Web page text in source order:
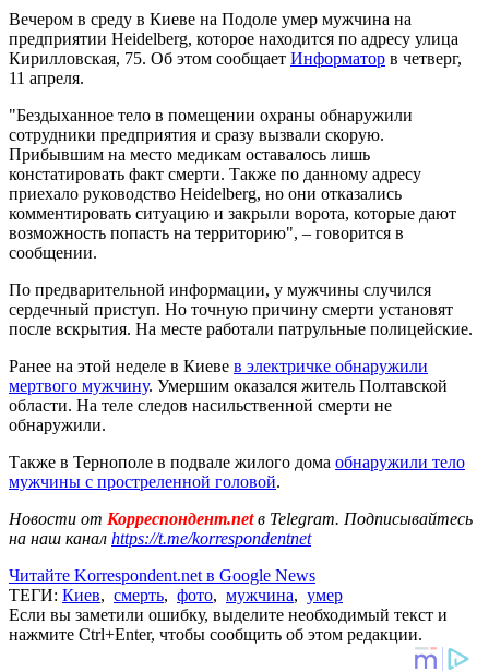
Вечером в среду в Киеве на Подоле умер мужчина на
предприятии Heidelberg, которое находится по адресу улица
Кирилловская, 75. Об этом сообщает Информатор в четверг,
11 апреля.
"Бездыханное тело в помещении охраны обнаружили
сотрудники предприятия и сразу вызвали скорую.
Прибывшим на место медикам оставалось лишь
констатировать факт смерти. Также по данному адресу
приехало руководство Heidelberg, но они отказались
комментировать ситуацию и закрыли ворота, которые дают
возможность попасть на территорию", – говорится в
сообщении.
По предварительной информации, у мужчины случился
сердечный приступ. Но точную причину смерти установят
после вскрытия. На месте работали патрульные полицейские.
Ранее на этой неделе в Киеве в электричке обнаружили
мертвого мужчину. Умершим оказался житель Полтавской
области. На теле следов насильственной смерти не
обнаружили.
Также в Тернополе в подвале жилого дома обнаружили тело
мужчины с простреленной головой.
Новости от Корреспондент.netв Telegram. Подписывайтесь
на наш канал https://t.me/korrespondentnet
Читайте Korrespondent.net в Google News
ТЕГИ: Киев, смерть, фото, мужчина, умер
Если вы заметили ошибку, выделите необходимый текст и
нажмите Ctrl+Enter, чтобы сообщить об этом редакции.